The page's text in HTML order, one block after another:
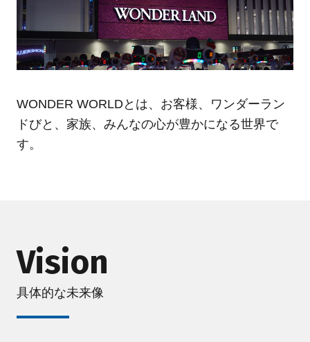
WONDER WORLDとは、お客様、ワンダーラン
ドびと、家族、みんなの心が豊かになる世界で
す。
Vision
具体的な未来像